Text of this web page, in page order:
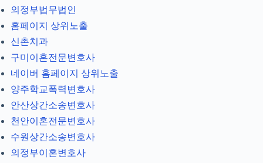
의정부법무법인
홈페이지 상위노출
신촌치과
구미이혼전문변호사
네이버 홈페이지 상위노출
양주학교폭력변호사
안산상간소송변호사
천안이혼전문변호사
수원상간소송변호사
의정부이혼변호사